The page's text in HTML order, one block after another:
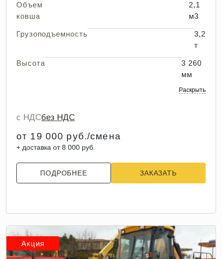
Объем
ковша
2,1
м3
Грузоподъемность
3,2
т
Высота
3 260
мм
Раскрыть
с НДСбез НДС
от 19 000 руб./смена
+ доставка от 8 000 руб.
ПОДРОБНЕЕ ЗАКАЗАТЬ
Акция